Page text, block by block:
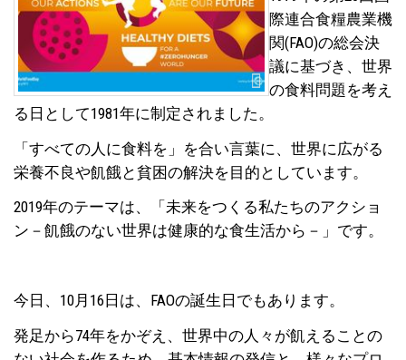
際連合食糧農業機
関(FAO)の総会決
議に基づき、世界
の食料問題を考え
る日として1981年に制定されました。
「すべての人に食料を」を合い言葉に、世界に広がる
栄養不良や飢餓と貧困の解決を目的としています。
2019年のテーマは、「未来をつくる私たちのアクショ
ン－飢餓のない世界は健康的な食生活から－」です。
今日、10月16日は、FAOの誕生日でもあります。
発足から74年をかぞえ、世界中の人々が飢えることの